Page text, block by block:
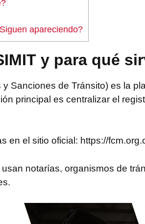
apareciendo?
y para qué
Sanciones de Tránsito) es la
principal es centralizar el
en el sitio oficial: https://
notarías, organismos de